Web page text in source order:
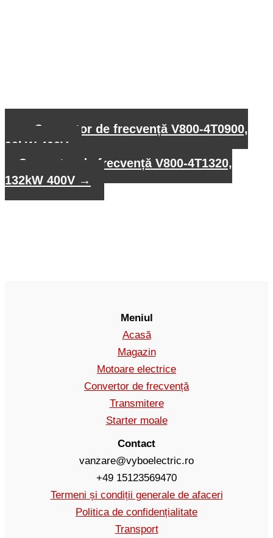
Convertor de frecvență V800-4T0900,
90kW 400V
Convertor de frecvență V800-4T1320,
132kW 400V →
Meniul
Acasă
Magazin
Motoare electrice
Convertor de frecvență
Transmitere
Starter moale
Contact
vanzare@vyboelectric.ro
+49 15123569470
Termeni și condiții generale de afaceri
Politica de confidențialitate
Transport